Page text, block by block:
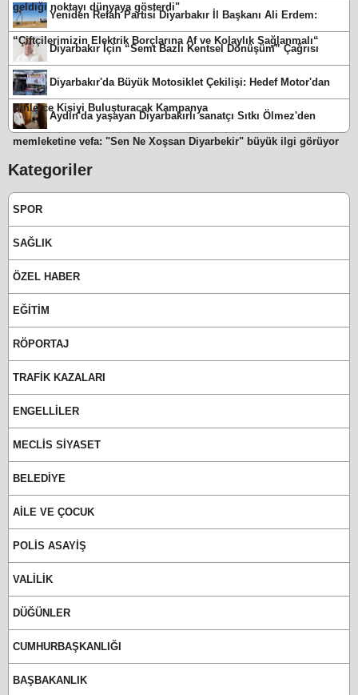
geldiği noktayı dünyaya gösterdi"
Yeniden Refah Partisi Diyarbakır İl Başkanı Ali Erdem:
“Çiftçilerimizin Elektrik Borçlarına Af ve Kolaylık Sağlanmalı“
Diyarbakır İçin “Semt Bazlı Kentsel Dönüşüm” Çağrısı
Diyarbakır'da Büyük Motosiklet Çekilişi: Hedef Motor'dan
Binlerce Kişiyi Buluşturacak Kampanya
Aydın'da yaşayan Diyarbakırlı sanatçı Sıtkı Ölmez'den
memleketine vefa: "Sen Ne Xoşsan Diyarbekir" büyük ilgi görüyor
Kategoriler
SPOR
SAĞLIK
ÖZEL HABER
EĞİTİM
RÖPORTAJ
TRAFİK KAZALARI
ENGELLİLER
MECLİS SİYASET
BELEDİYE
AİLE VE ÇOCUK
POLİS ASAYİŞ
VALİLİK
DÜĞÜNLER
CUMHURBAŞKANLIĞI
BAŞBAKANLIK